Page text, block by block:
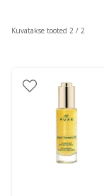
Kuvatakse tooted 2 / 2